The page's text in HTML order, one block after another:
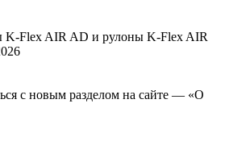
K-Flex AIR AD и рулоны K-Flex AIR
с новым разделом на сайте — «О